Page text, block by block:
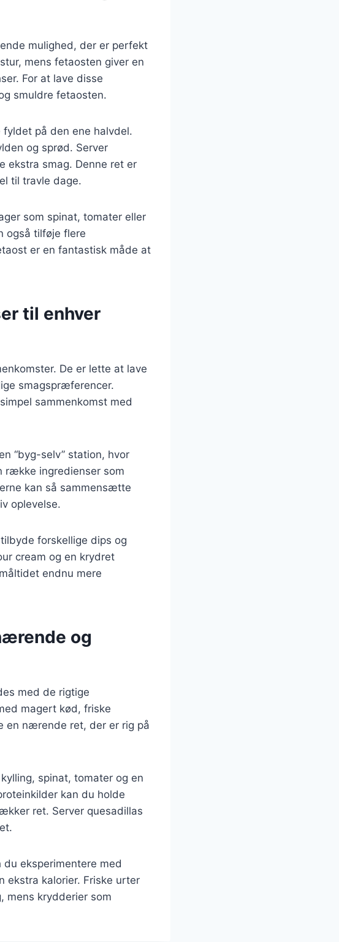
mulighed, der er perfekt
mens fetaosten giver en
For at lave disse
smuldre fetaosten.
på den ene halvdel.
og sprød. Server
ekstra smag. Denne ret er
til travle dage.
som spinat, tomater eller
også tilføje flere
er en fantastisk måde at
til enhver
De er lette at lave
smagspræferencer.
sammenkomst med
“byg-selv” station, hvor
række ingredienser som
kan så sammensætte
oplevelse.
forskellige dips og
cream og en krydret
endnu mere
og
med de rigtige
magert kød, friske
en nærende ret, der er rig på
spinat, tomater og en
kan du holde
ret. Server quesadillas
eksperimentere med
ekstra kalorier. Friske urter
mens krydderier som